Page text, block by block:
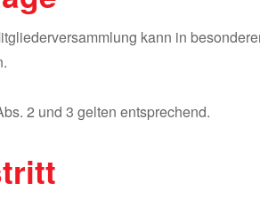
kann in
2 und 3 gelten entsprechend.